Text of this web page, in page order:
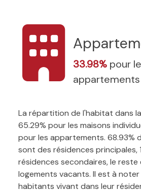
33.98% pour
appartements
La répartition de l'habitat dans
65.29% pour les maisons
pour les appartements. 68.93%
sont des résidences principales,
résidences secondaires, le
logements vacants. Il est à noter
habitants vivant dans leur